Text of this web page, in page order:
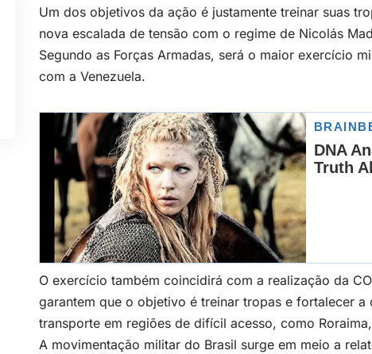
Um dos objetivos da ação é justamente treinar suas
nova escalada de tensão com o regime de Nicolás
Segundo as Forças Armadas, será o maior exercício
com a Venezuela.
O exercício também coincidirá com a realização da
garantem que o objetivo é treinar tropas e fortalecer
transporte em regiões de difícil acesso, como
A movimentação militar do Brasil surge em meio a